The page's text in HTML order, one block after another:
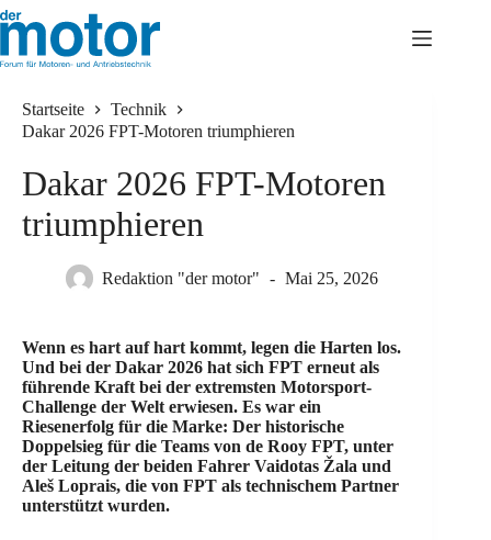
Startseite
Technik
Dakar 2026 FPT-Motoren triumphieren
Dakar 2026 FPT-Motoren
triumphieren
Redaktion "der motor" Mai 25, 2026
Wenn es hart auf hart kommt, legen die Harten los.
Und bei der Dakar 2026 hat sich FPT erneut als
führende Kraft bei der extremsten Motorsport-
Challenge der Welt erwiesen. Es war ein
Riesenerfolg für die Marke: Der historische
Doppelsieg für die Teams von de Rooy FPT, unter
der Leitung der beiden Fahrer Vaidotas Žala und
Aleš Loprais, die von FPT als technischem Partner
unterstützt wurden.